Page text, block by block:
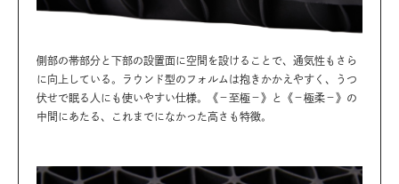
側部の帯部分と下部の設置面に空間を設けることで、通気性もさら
に向上している。ラウンド型のフォルムは抱きかかえやすく、うつ
伏せで眠る人にも使いやすい仕様。《－至極－》と《－極柔－》の
中間にあたる、これまでになかった高さも特徴。